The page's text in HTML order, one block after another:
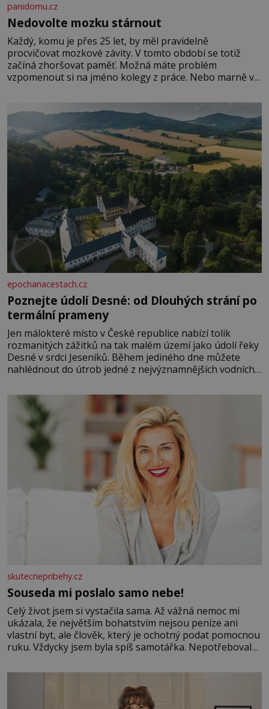
panidomu.cz
Nedovolte mozku stárnout
Každý, komu je přes 25 let, by měl pravidelně
procvičovat mozkové závity. V tomto období se totiž
začíná zhoršovat paměť. Možná máte problém
vzpomenout si na jméno kolegy z práce. Nebo marně v
Je to opravdu tak, s věkem jako kdyby se paměť
rozhodla stávkovat. Cvičte
epochanacestach.cz
Poznejte údolí Desné: od Dlouhých strání po
termální prameny
Jen málokteré místo v České republice nabízí tolik
rozmanitých zážitků na tak malém území jako údolí řeky
Desné v srdci Jeseníků. Během jediného dne můžete
nahlédnout do útrob jedné z nejvýznamnějších vodních
se na koloběžce a den zakončit poznáváním památek ve
Velkých Losinách nebo v termálním
skutecnepribehy.cz
Souseda mi poslalo samo nebe!
Celý život jsem si vystačila sama. Až vážná nemoc mi
ukázala, že největším bohatstvím nejsou peníze ani
vlastní byt, ale člověk, který je ochotný podat pomocnou
ruku. Vždycky jsem byla spíš samotářka. Nepotřebovala
mi knihy, práce a hlavně klid. Hned po studiích jsem